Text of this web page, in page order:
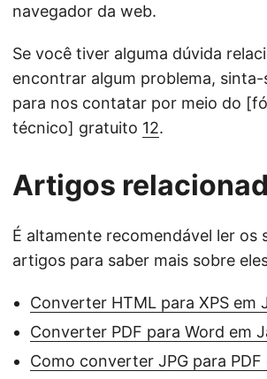
navegador da web.
Se você tiver alguma dúvida
encontrar algum problema,
para nos contatar por meio do
técnico] gratuito 12.
Artigos
É altamente recomendável ler os
artigos para saber mais sobre
Converter HTML para XPS em
Converter PDF para Word em
Como converter JPG para PDF